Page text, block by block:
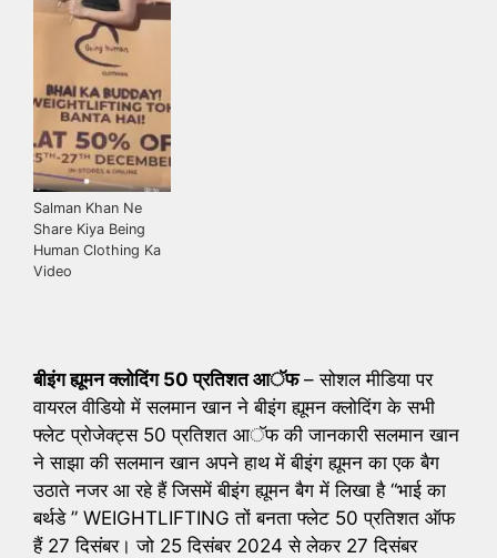
Salman Khan Ne
Share Kiya Being
Human Clothing Ka
Video
बीइंग ह्यूमन क्लोदिंग 50 प्रतिशत आॅफ– सोशल मीडिया पर
वायरल वीडियो में सलमान खान ने बीइंग ह्यूमन क्लोदिंग के सभी
फ्लेट प्रोजेक्ट्स 50 प्रतिशत आॅफ की जानकारी सलमान खान
ने साझा की सलमान खान अपने हाथ में बीइंग ह्यूमन का एक बैग
उठाते नजर आ रहे हैं जिसमें बीइंग ह्यूमन बैग में लिखा है “भाई का
बर्थडे ” WEIGHTLIFTING तों बनता फ्लेट 50 प्रतिशत ऑफ
हैं 27 दिसंबर। जो 25 दिसंबर 2024 से लेकर 27 दिसंबर